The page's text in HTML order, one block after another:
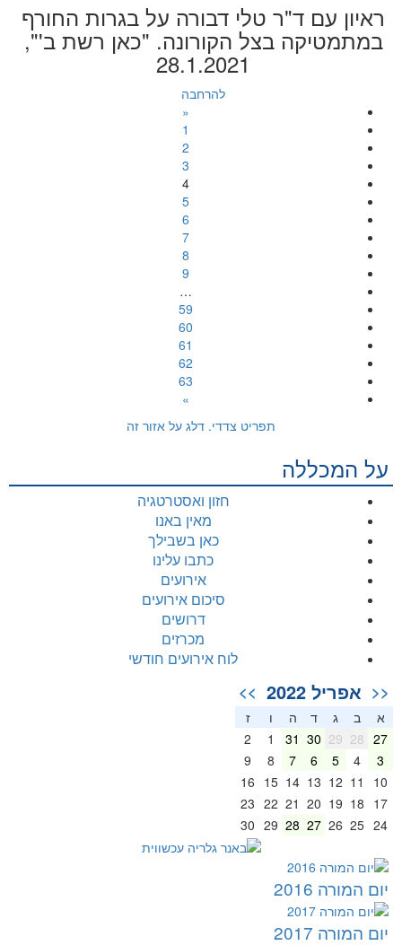
ראיון עם ד"ר טלי דבורה על בגרות החורף
במתמטיקה בצל הקורונה. "כאן רשת ב'",
28.1.2021
להרחבה
«
1
2
3
4
5
6
7
8
9
…
59
60
61
62
63
»
תפריט צדדי. דלג על אזור זה
על המכללה
חזון ואסטרטגיה
מאין באנו
כאן בשבילך
כתבו עלינו
אירועים
סיכום אירועים
דרושים
מכרזים
לוח אירועים חודשי
<< אפריל 2022 >>
א ב ג ד ה
ז
27
28
29
30
31
2
3
4
5
6
7
8
9
10
11
12
13
14
15
16
17
18
19
20
21
22
23
24
25
26
27
28
29
30
יום המורה 2016
יום המורה 2017